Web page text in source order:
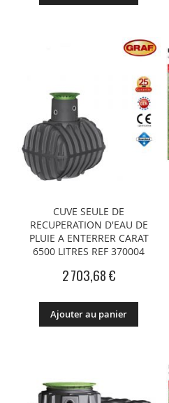
CUVE SEULE DE
RECUPERATION D'EAU DE
PLUIE A ENTERRER CARAT
6500 LITRES REF 370004
2 703,68 €
Ajouter au panier